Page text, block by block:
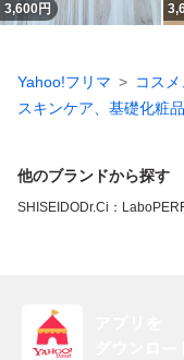
3,600円
Yahoo!フリマ
コス
スキンケア、基礎化粧品
他のブランドから探す
SHISEIDODr.Ci：Labo